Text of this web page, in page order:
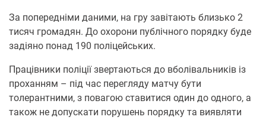
За попередніми даними, на гру завітають близько 2
тисяч громадян. До охорони публічного порядку буде
задіяно понад 190 поліцейських.
Працівники поліції звертаються до вболівальників із
проханням – під час перегляду матчу бути
толерантними, з повагою ставитися один до одного, а
також не допускати порушень порядку та виявляти